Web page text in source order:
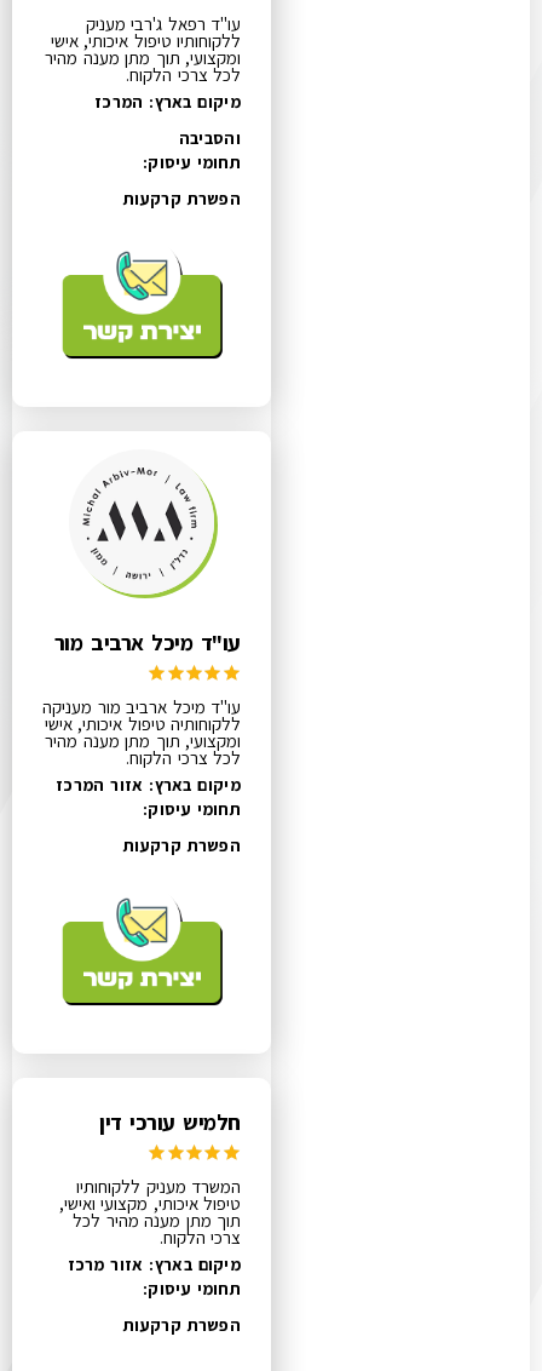
עו"ד רפאל ג'רבי מעניק
ללקוחותיו טיפול איכותי, אישי
ומקצועי, תוך מתן מענה מהיר
לכל צרכי הלקוח.
מיקום בארץ: המרכז
והסביבה
תחומי עיסוק:
הפשרת קרקעות
עו"ד מיכל ארביב מור
עו"ד מיכל ארביב מור מעניקה
ללקוחותיה טיפול איכותי, אישי
ומקצועי, תוך מתן מענה מהיר
לכל צרכי הלקוח.
מיקום בארץ: אזור המרכז
תחומי עיסוק:
הפשרת קרקעות
חלמיש עורכי דין
המשרד מעניק ללקוחותיו
טיפול איכותי, מקצועי ואישי,
תוך מתן מענה מהיר לכל
צרכי הלקוח.
מיקום בארץ: אזור מרכז
תחומי עיסוק:
הפשרת קרקעות